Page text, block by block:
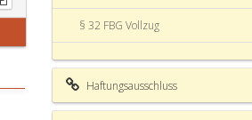
§ 32 FBG Vollzug
§ 33 FBG Auszüge und
§ 34 FBG Firmenbuchabfrage
Haftungsausschluss